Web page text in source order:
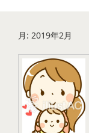
月: 2019年2月